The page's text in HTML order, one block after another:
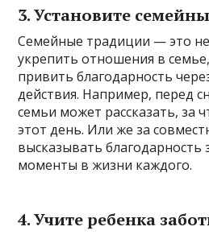
3. Установите
Семейные традиции — это не
укрепить отношения в
привить благодарность
действия. Например, перед
семьи может рассказать, за
этот день. Или же за
высказывать благодарность
моменты в жизни каждого.
4. Учите ребенка